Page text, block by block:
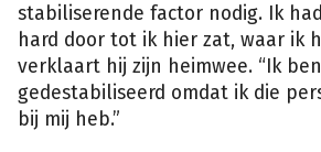
stabiliserende factor nodig. Ik
hard door tot ik hier zat, waar ik
verklaart hij zijn heimwee. “Ik
gedestabiliseerd omdat ik die
bij mij heb.”